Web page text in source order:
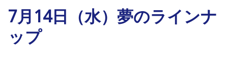
7月14日（水）夢のラインナ
ップ